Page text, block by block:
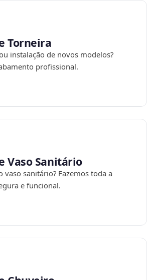
Torneira
instalação de novos modelos?
profissional.
Vaso Sanitário
vaso sanitário? Fazemos toda a
e funcional.